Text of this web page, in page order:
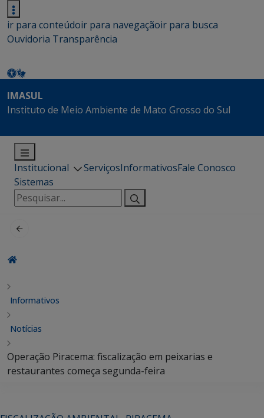
ir para conteúdoir para navegaçãoir para busca
Ouvidoria Transparência
IMASUL
Instituto de Meio Ambiente de Mato Grosso do Sul
Institucional ServiçosInformativosFale Conosco
Sistemas
Pesquisar
por:
Informativos
Notícias
Operação Piracema: fiscalização em peixarias e
restaurantes começa segunda-feira